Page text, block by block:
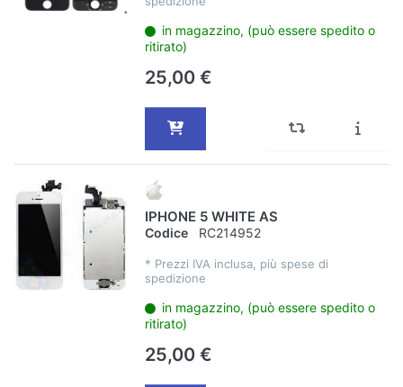
in magazzino, (può essere spedito o
ritirato)
25,00 €
IPHONE 5 WHITE AS
Codice RC214952
* Prezzi IVA inclusa, più spese di
spedizione
in magazzino, (può essere spedito o
ritirato)
25,00 €